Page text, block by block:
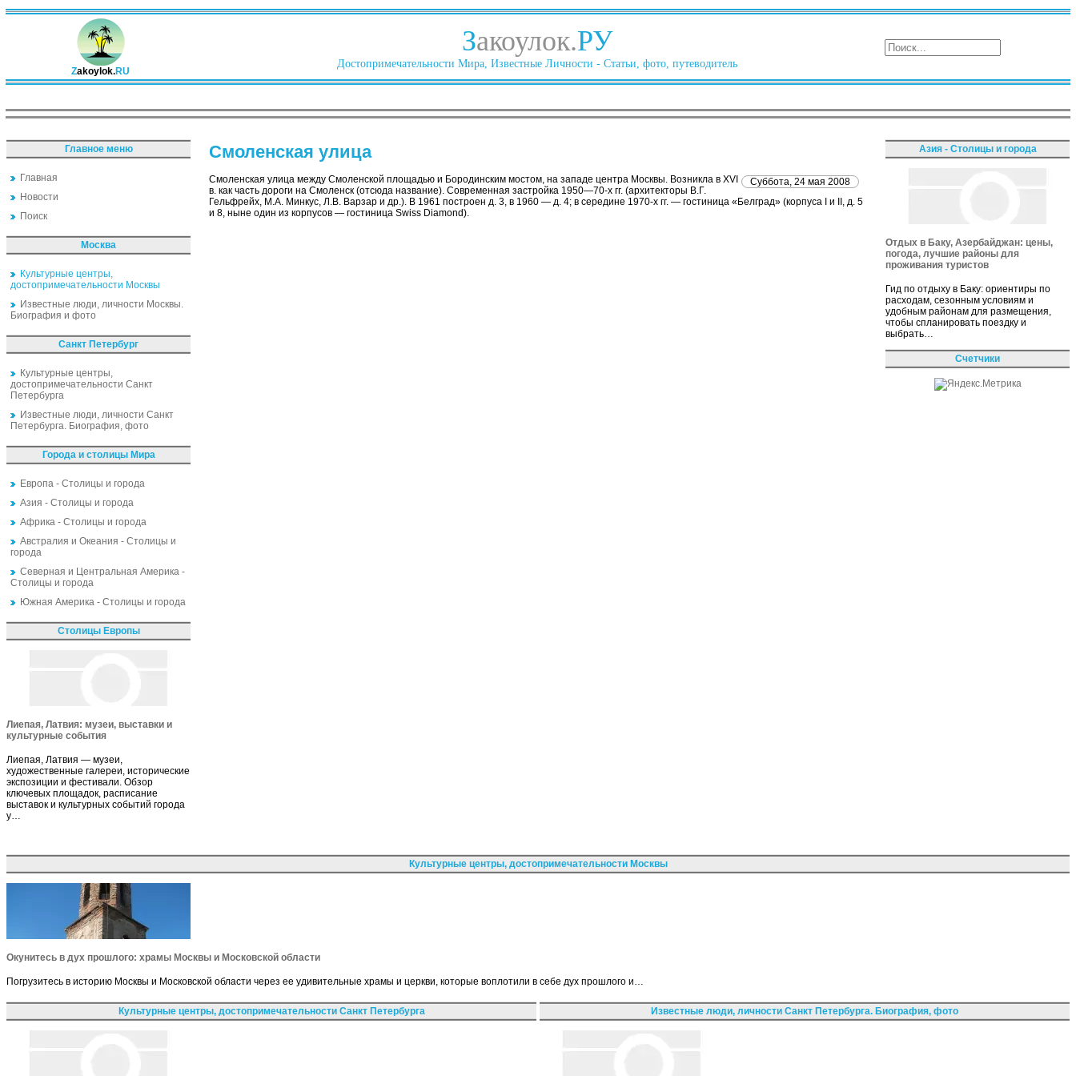
Zakoylok.RU
Закоулок.РУ
Достопримечательности Мира, Известные Личности - Статьи, фото, путеводитель
Главное меню
Главная
Новости
Поиск
Москва
Культурные центры,
достопримечательности Москвы
Известные люди, личности Москвы.
Биография и фото
Санкт Петербург
Культурные центры,
достопримечательности Санкт
Петербурга
Известные люди, личности Санкт
Петербурга. Биография, фото
Города и столицы Мира
Европа - Столицы и города
Азия - Столицы и города
Африка - Столицы и города
Австралия и Океания - Столицы и
города
Северная и Центральная Америка -
Столицы и города
Южная Америка - Столицы и города
Столицы Европы
Лиепая, Латвия: музеи, выставки и
культурные события
Лиепая, Латвия — музеи,
художественные галереи, исторические
экспозиции и фестивали. Обзор
ключевых площадок, расписание
выставок и культурных событий города
у…
Смоленская улица
Суббота, 24 мая 2008
Смоленская улица между Смоленской площадью и Бородинским мостом, на западе центра Москвы. Возникла в XVI
в. как часть дороги на Смоленск (отсюда название). Современная застройка 1950—70-х гг. (архитекторы В.Г.
Гельфрейх, М.А. Минкус, Л.В. Варзар и др.). В 1961 построен д. 3, в 1960 — д. 4; в середине 1970-х гг. — гостиница «Белград» (корпуса I и II, д. 5
и 8, ныне один из корпусов — гостиница Swiss Diamond).
Азия - Столицы и города
Отдых в Баку, Азербайджан: цены,
погода, лучшие районы для
проживания туристов
Гид по отдыху в Баку: ориентиры по
расходам, сезонным условиям и
удобным районам для размещения,
чтобы спланировать поездку и
выбрать…
Счетчики
Культурные центры, достопримечательности Москвы
Окунитесь в дух прошлого: храмы Москвы и Московской области
Погрузитесь в историю Москвы и Московской области через ее удивительные храмы и церкви, которые воплотили в себе дух прошлого и…
Культурные центры, достопримечательности Санкт Петербурга Известные люди, личности Санкт Петербурга. Биография, фото